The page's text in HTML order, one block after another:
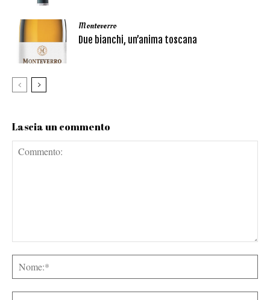
Monteverro
Due bianchi, un’anima toscana
Lascia un commento